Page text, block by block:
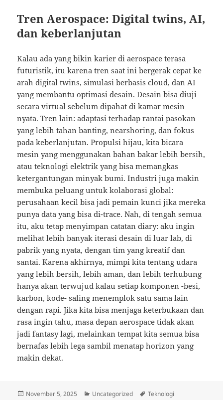
Tren Aerospace: Digital twins, AI,
dan keberlanjutan
Kalau ada yang bikin karier di aerospace terasa
futuristik, itu karena tren saat ini bergerak cepat ke
arah digital twins, simulasi berbasis cloud, dan AI
yang membantu optimasi desain. Desain bisa diuji
secara virtual sebelum dipahat di kamar mesin
nyata. Tren lain: adaptasi terhadap rantai pasokan
yang lebih tahan banting, nearshoring, dan fokus
pada keberlanjutan. Propulsi hijau, kita bicara
mesin yang menggunakan bahan bakar lebih bersih,
atau teknologi elektrik yang bisa memangkas
ketergantungan minyak bumi. Industri juga makin
membuka peluang untuk kolaborasi global:
perusahaan kecil bisa jadi pemain kunci jika mereka
punya data yang bisa di-trace. Nah, di tengah semua
itu, aku tetap menyimpan catatan diary: aku ingin
melihat lebih banyak iterasi desain di luar lab, di
pabrik yang nyata, dengan tim yang kreatif dan
santai. Karena akhirnya, mimpi kita tentang udara
yang lebih bersih, lebih aman, dan lebih terhubung
hanya akan terwujud kalau setiap komponen -besi,
karbon, kode- saling menemplok satu sama lain
dengan rapi. Jika kita bisa menjaga keterbukaan dan
rasa ingin tahu, masa depan aerospace tidak akan
jadi fantasy lagi, melainkan tempat kita semua bisa
bernafas lebih lega sambil menatap horizon yang
makin dekat.
Posted
November 5, 2025 Categories
Uncategorized Tags
Teknologi